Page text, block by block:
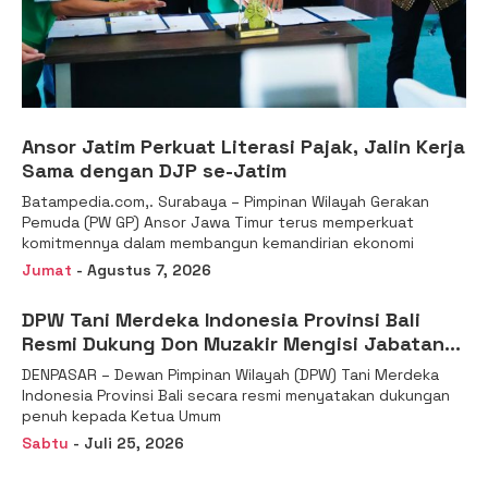
Ansor Jatim Perkuat Literasi Pajak, Jalin Kerja
Sama dengan DJP se-Jatim
Batampedia.com,. Surabaya – Pimpinan Wilayah Gerakan
Pemuda (PW GP) Ansor Jawa Timur terus memperkuat
komitmennya dalam membangun kemandirian ekonomi
Jumat - Agustus 7, 2026
DPW Tani Merdeka Indonesia Provinsi Bali
Resmi Dukung Don Muzakir Mengisi Jabatan
Wakil Menteri Pertanian RI
DENPASAR – Dewan Pimpinan Wilayah (DPW) Tani Merdeka
Indonesia Provinsi Bali secara resmi menyatakan dukungan
penuh kepada Ketua Umum
Sabtu - Juli 25, 2026